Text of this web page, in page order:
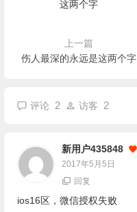
上一篇
伤人最深的永远是这两个字
评论 2 访客 2
新用户435848
2017年5月5日
回复
ios16区，微信授权失败